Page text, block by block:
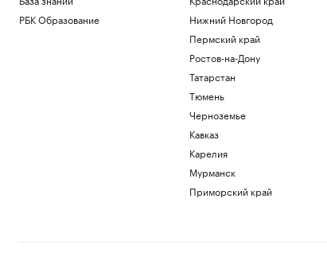
Какие дивиденды выплатит «Яндекс» за
первое полугодие
«Спартак» купил косовского форварда
Почему трагедии не останавливают
РБК Образование
Нижний Новгород
Пермский край
Ростов-на-Дону
Татарстан
Тюмень
Черноземье
Кавказ
Карелия
Мурманск
Приморский край